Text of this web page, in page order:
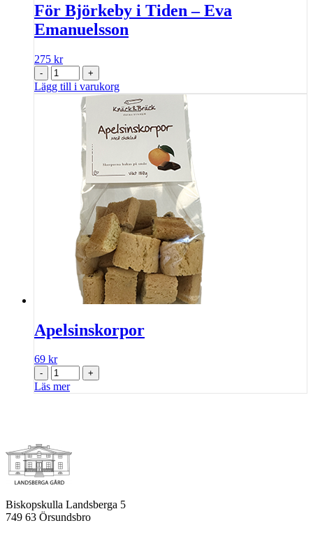
För Björkeby i Tiden – Eva
Emanuelsson
275 kr
- +
Lägg till i varukorg
Apelsinskorpor
69 kr
- +
Läs mer
Biskopskulla Landsberga 5
749 63 Örsundsbro